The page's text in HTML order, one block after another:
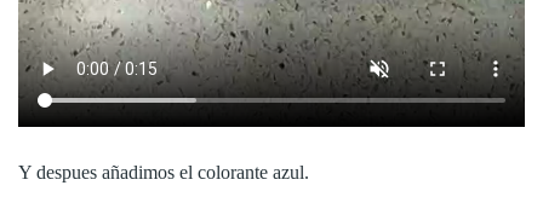
Y despues añadimos el colorante azul.